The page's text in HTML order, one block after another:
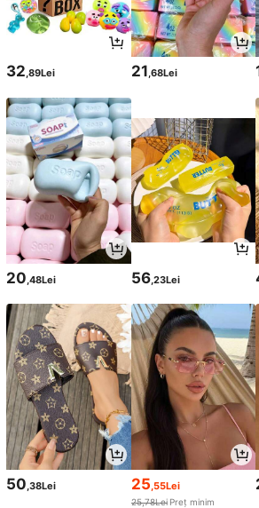
32,89Lei 21,68Lei
20 ,48Lei 56,23Lei
50,38Lei 25,55Lei
25,78Lei Preț minim